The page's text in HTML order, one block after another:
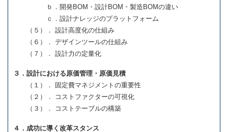
ｂ．開発BOM・設計BOM・製造BOMの違い
ｃ．設計ナレッジのプラットフォーム
（５）． 設計高度化の仕組み
（６）． デザインツールの仕組み
（７）． 設計力の定量化
３．設計における原価管理・原価見積
（１）． 固定費マネジメントの重要性
（２）． コストファクターの可視化
（３）． コストテーブルの構築
４．成功に導く改革スタンス